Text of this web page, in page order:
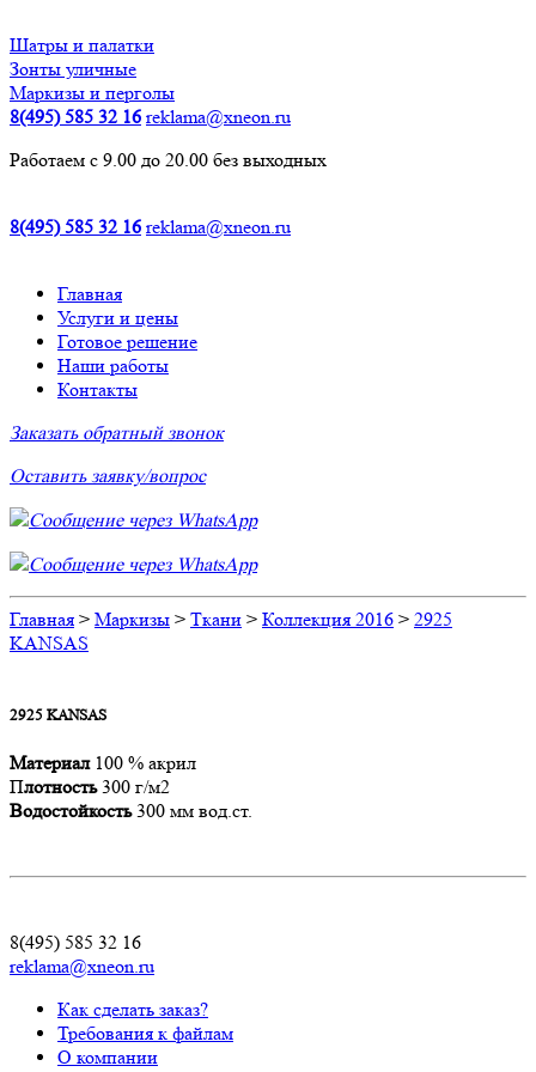
Шатры и палатки
Зонты уличные
Маркизы и перголы
8(495) 585 32 16 reklama@xneon.ru
Работаем с 9.00 до 20.00 без выходных
8(495) 585 32 16 reklama@xneon.ru
Главная
Услуги и цены
Готовое решение
Наши работы
Контакты
Заказать обратный звонок
Оставить заявку/вопрос
Сообщение через WhatsApp
Сообщение через WhatsApp
Главная > Маркизы > Ткани > Коллекция 2016 > 2925
KANSAS
2925 KANSAS
Материал100 % акрил
Плотность300 г/м2
Водостойкость300 мм вод.ст.
8(495) 585 32 16
reklama@xneon.ru
Как сделать заказ?
Требования к файлам
О компании